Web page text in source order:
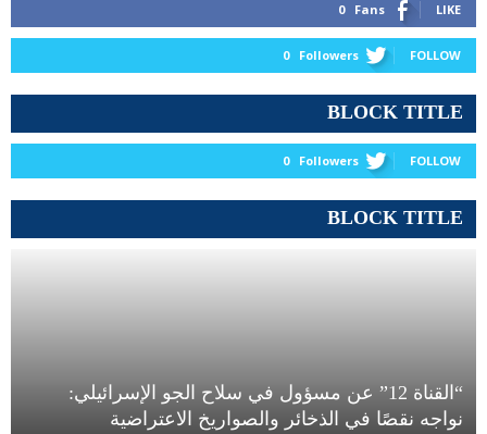
0 Fans LIKE
0 Followers FOLLOW
BLOCK TITLE
0 Followers FOLLOW
BLOCK TITLE
“القناة 12” عن مسؤول في سلاح الجو الإسرائيلي:
نواجه نقصًا في الذخائر والصواريخ الاعتراضية